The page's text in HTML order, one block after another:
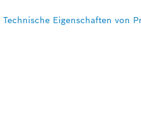
Technische Eigenschaften von